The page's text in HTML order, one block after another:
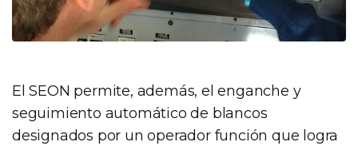
El SEON permite, además, el enganche y
seguimiento automático de blancos
designados por un operador función que logra